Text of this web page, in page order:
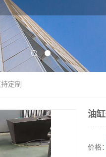
定制
油
价格：